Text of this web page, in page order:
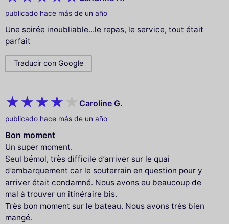
publicado hace más de un año
Une soirée inoubliable...le repas, le service, tout était
parfait
Traducir con Google
Caroline G.
publicado hace más de un año
Bon moment
Un super moment.
Seul bémol, très difficile d’arriver sur le quai
d’embarquement car le souterrain en question pour y
arriver était condamné. Nous avons eu beaucoup de
mal à trouver un itinéraire bis.
Très bon moment sur le bateau. Nous avons très bien
mangé.